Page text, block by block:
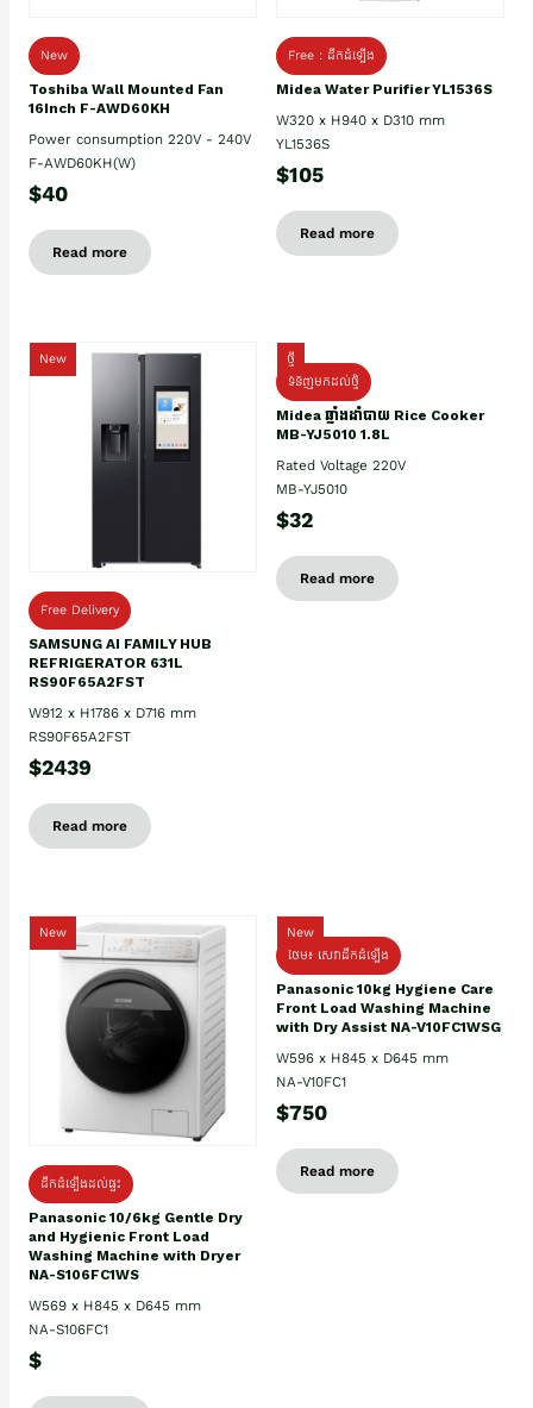
New
Toshiba Wall Mounted Fan
16Inch F-AWD60KH
Power consumption 220V - 240V
F-AWD60KH(W)
$40
Read more
Free : ដឹកដំឡើង
Midea Water Purifier YL1536S
W320 x H940 x D310 mm
YL1536S
$105
Read more
New
Free Delivery
SAMSUNG AI FAMILY HUB
REFRIGERATOR 631L
RS90F65A2FST
W912 x H1786 x D716 mm
RS90F65A2FST
$2439
Read more
ថ្មី
ទំនិញមកដល់ថ្មិ
Midea ឆ្នាំងដាំបាយ Rice Cooker
MB-YJ5010 1.8L
Rated Voltage 220V
MB-YJ5010
$32
Read more
New
ដឹកដំឡើងដល់ផ្ទះ
Panasonic 10/6kg Gentle Dry
and Hygienic Front Load
Washing Machine with Dryer
NA-S106FC1WS
W569 x H845 x D645 mm
NA-S106FC1
$
New
ថែម៖ សេវាដឹកដំឡើង
Panasonic 10kg Hygiene Care
Front Load Washing Machine
with Dry Assist NA-V10FC1WSG
W596 x H845 x D645 mm
NA-V10FC1
$750
Read more